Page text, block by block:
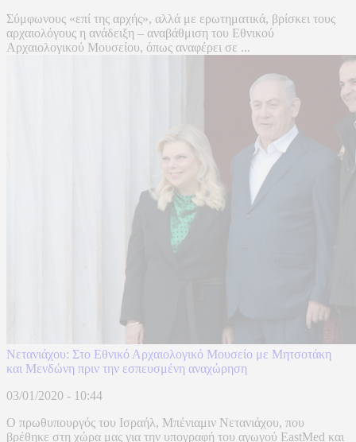
Σύμφωνους «επί της αρχής», αλλά με ερωτηματικά, βρίσκει τους
αρχαιολόγους η ανάδειξη – αναβάθμιση του Εθνικού
Αρχαιολογικού Μουσείου, όπως αναφέρει σε ...
Νετανιάχου: Στο Εθνικό Αρχαιολογικό Μουσείο με Μητσοτάκη
και Μενδώνη πριν την εσπευσμένη αναχώρηση
03/01/2020 - 10:44
Ο πρωθυπουργός του Ισραήλ, Μπένιαμιν Νετανιάχου, που
βρέθηκε στη χώρα μας για την υπογραφή του αγωγού EastMed και